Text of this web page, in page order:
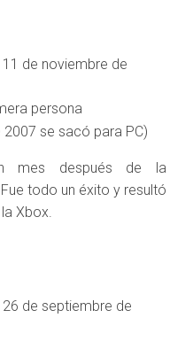
de noviembre de
persona
2007 se sacó para PC)
mes después de la
todo un éxito y resultó
Xbox.
de septiembre de